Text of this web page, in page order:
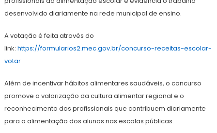
desenvolvido diariamente na rede municipal de ensino.
A votação é feita através do
link: https://formularios2.mec.gov.br/concurso-receitas-escolar-
votar
Além de incentivar hábitos alimentares saudáveis, o concurso
promove a valorização da cultura alimentar regional e o
reconhecimento dos profissionais que contribuem diariamente
para a alimentação dos alunos nas escolas públicas.